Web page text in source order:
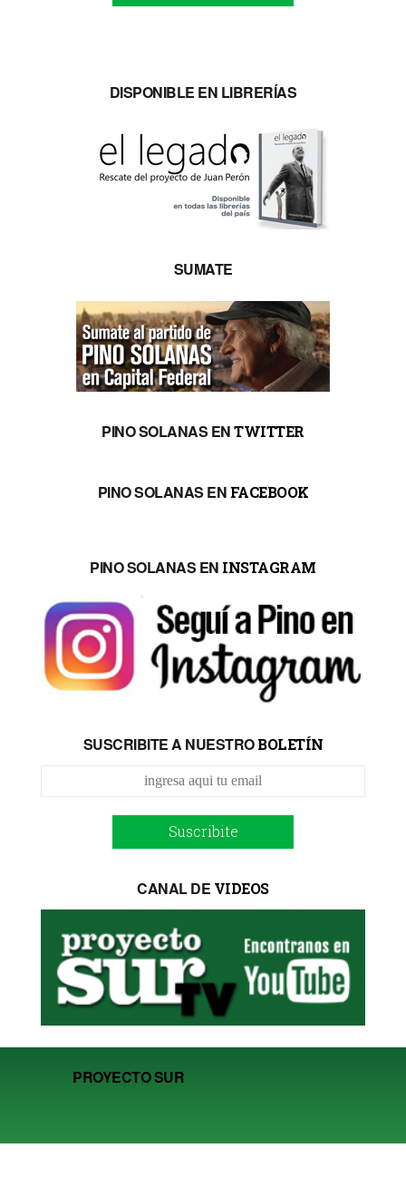
DISPONIBLE EN LIBRERÍAS
SUMATE
PINO SOLANAS ENTWITTER
PINO SOLANAS EN FACEBOOK
PINO SOLANAS EN INSTAGRAM
SUSCRIBITE A NUESTROBOLETÍN
Suscribite
CANAL DE VIDEOS
PROYECTO SUR